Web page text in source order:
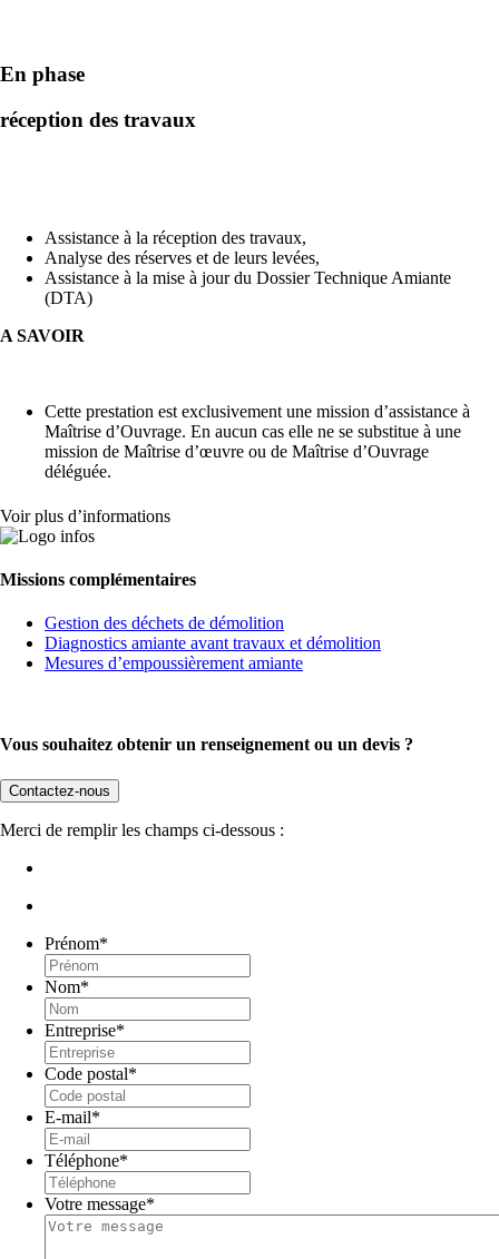
En phase
réception des travaux
Assistance à la réception des travaux,
Analyse des réserves et de leurs levées,
Assistance à la mise à jour du Dossier Technique Amiante
(DTA)
A SAVOIR
Cette prestation est exclusivement une mission d’assistance à
Maîtrise d’Ouvrage. En aucun cas elle ne se substitue à une
mission de Maîtrise d’œuvre ou de Maîtrise d’Ouvrage
déléguée.
Voir plus d’informations
Missions complémentaires
Gestion des déchets de démolition
Diagnostics amiante avant travaux et démolition
Mesures d’empoussièrement amiante
Vous souhaitez obtenir un renseignement ou un devis ?
Contactez-nous
Merci de remplir les champs ci-dessous :
Prénom*
Nom*
Entreprise*
Code postal*
E-mail*
Téléphone*
Votre message*